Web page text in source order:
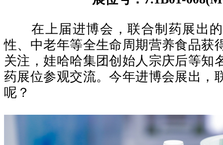
在上届进博会，联合制药展出的
性、中老年等全生命周期营养食品获
关注，娃哈哈集团创始人宗庆后等知
药展位参观交流。今年进博会展出，
呢？